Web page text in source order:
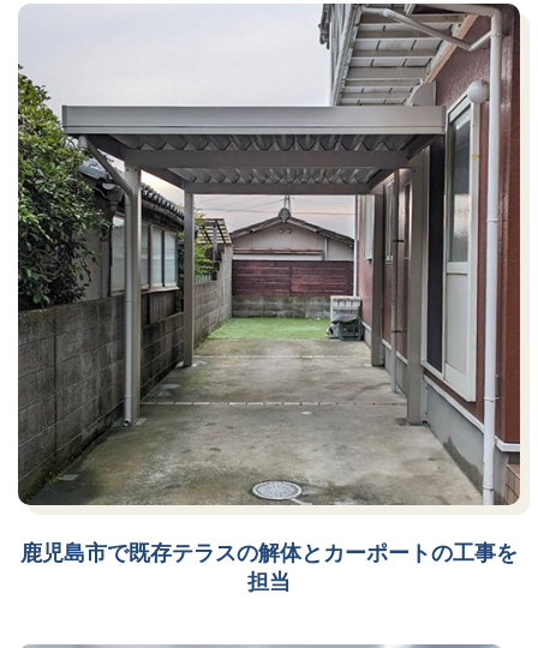
鹿児島市で既存テラスの解体とカーポートの工事を
担当